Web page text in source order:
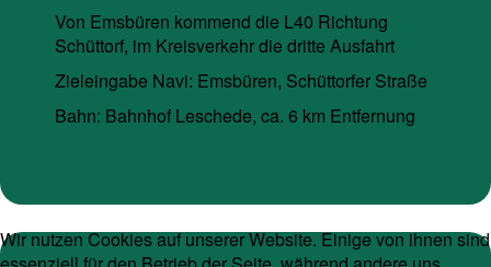
Von Emsbüren kommend die L40 Richtung
Schüttorf, im Kreisverkehr die dritte Ausfahrt
Zieleingabe Navi: Emsbüren, Schüttorfer Straße
Bahn: Bahnhof Leschede, ca. 6 km Entfernung
Wir nutzen Cookies auf unserer Website. Einige von ihnen sind